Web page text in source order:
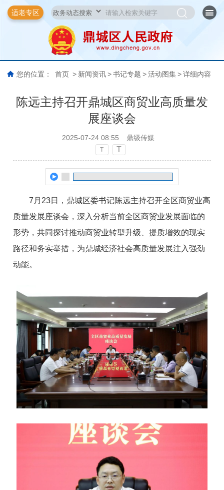
适老专区
您的位置： 首页 > 新闻资讯 > 书记专题 > 活动图集 > 详细内容
陈远主持召开鼎城区商贸业高质量发
展座谈会
2025-07-24 08:55 鼎级传媒
T T
7月23日，鼎城区委书记陈远主持召开全区商贸业高
质量发展座谈会，深入分析当前全区商贸业发展面临的
形势，共同探讨推动商贸业转型升级、提质增效的现实
路径和务实举措，为鼎城经济社会高质量发展注入强劲
动能。